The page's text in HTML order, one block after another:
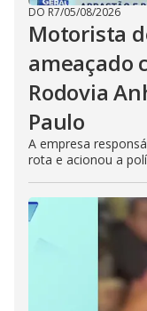
DO R7/05/08/2026
Motorista
ameaçado
Rodovia
Paulo
A empresa
rota e acionou a